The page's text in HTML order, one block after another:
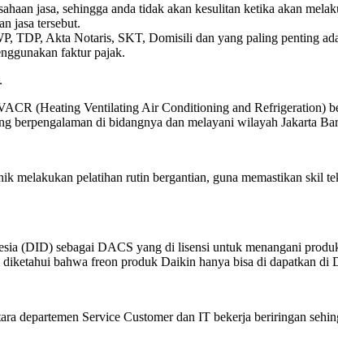
jasa, sehingga anda tidak akan kesulitan ketika akan
jasa tersebut.
TDP, Akta Notaris, SKT, Domisili dan yang paling penting
faktur pajak.
(Heating Ventilating Air Conditioning and Refrigeration)
berpengalaman di bidangnya dan melayani wilayah Jakarta
melakukan pelatihan rutin bergantian, guna memastikan skil
(DID) sebagai DACS yang di lisensi untuk menangani
bahwa freon produk Daikin hanya bisa di dapatkan di
departemen Service Customer dan IT bekerja beriringan